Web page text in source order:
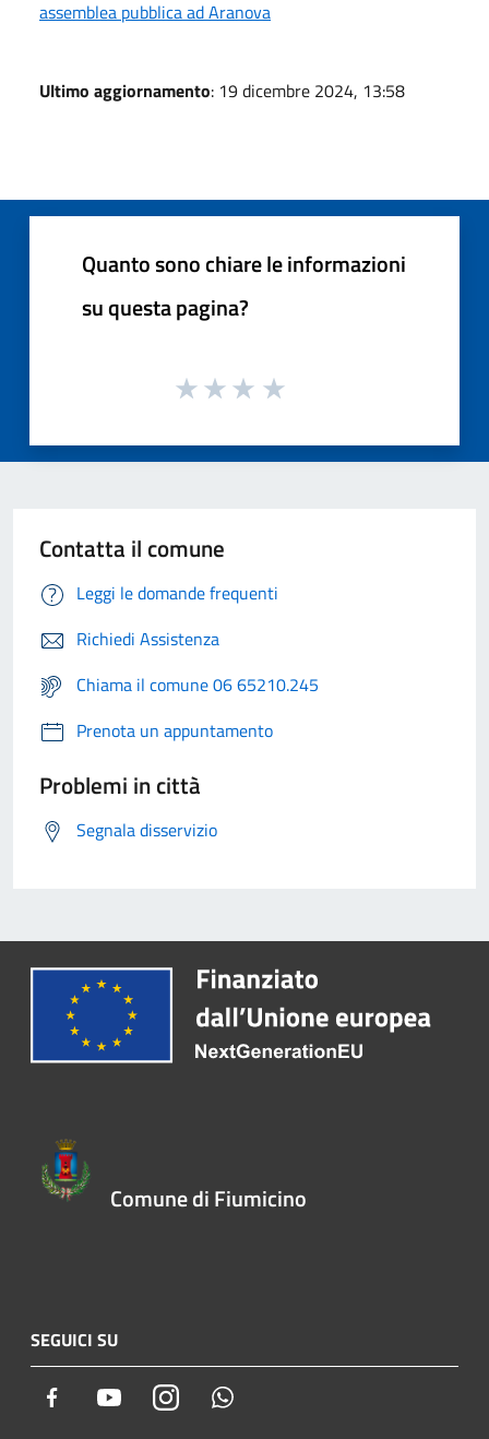
assemblea pubblica ad Aranova
Ultimo aggiornamento: 19 dicembre 2024, 13:58
Quanto sono chiare le informazioni
su questa pagina?
Contatta il comune
Leggi le domande frequenti
Richiedi Assistenza
Chiama il comune 06 65210.245
Prenota un appuntamento
Problemi in città
Segnala disservizio
Comune di Fiumicino
SEGUICI SU
Facebook YoutubeInstagram